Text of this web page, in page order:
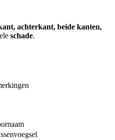
achterkant, beide kanten,
schade.